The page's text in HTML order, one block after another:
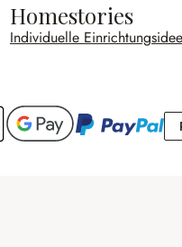
Homestories
Individuelle